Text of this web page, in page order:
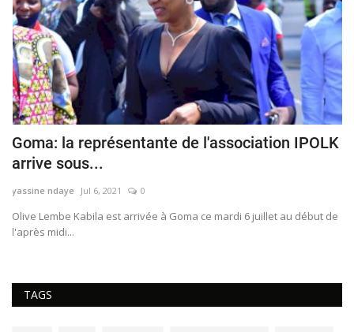
Goma: la représentante de l'association IPOLK
arrive sous...
yassine ndaye Jul 6, 2021 0
Olive Lembe Kabila est arrivée à Goma ce mardi 6 juillet au début de
l'après midi...
TAGS